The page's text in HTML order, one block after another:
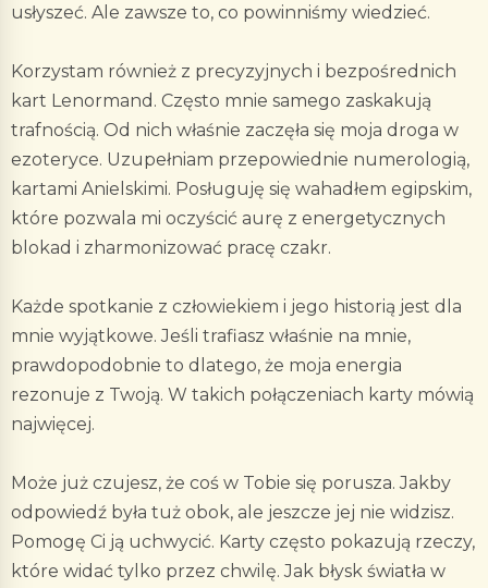
usłyszeć. Ale zawsze to, co powinniśmy wiedzieć.
Korzystam również z precyzyjnych i bezpośrednich
kart Lenormand. Często mnie samego zaskakują
trafnością. Od nich właśnie zaczęła się moja droga w
ezoteryce. Uzupełniam przepowiednie numerologią,
kartami Anielskimi. Posługuję się wahadłem egipskim,
które pozwala mi oczyścić aurę z energetycznych
blokad i zharmonizować pracę czakr.
Każde spotkanie z człowiekiem i jego historią jest dla
mnie wyjątkowe. Jeśli trafiasz właśnie na mnie,
prawdopodobnie to dlatego, że moja energia
rezonuje z Twoją. W takich połączeniach karty mówią
najwięcej.
Może już czujesz, że coś w Tobie się porusza. Jakby
odpowiedź była tuż obok, ale jeszcze jej nie widzisz.
Pomogę Ci ją uchwycić. Karty często pokazują rzeczy,
które widać tylko przez chwilę. Jak błysk światła w